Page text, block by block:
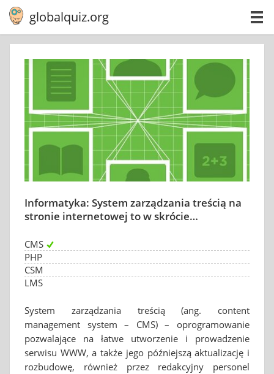
globalquiz.org
Informatyka: System zarządzania treścią na
stronie internetowej to w skrócie…
CMS
PHP
CSM
LMS
System zarządzania treścią (ang. content
management system – CMS) – oprogramowanie
pozwalające na łatwe utworzenie i prowadzenie
serwisu WWW, a także jego późniejszą aktualizację i
rozbudowę, również przez redakcyjny personel